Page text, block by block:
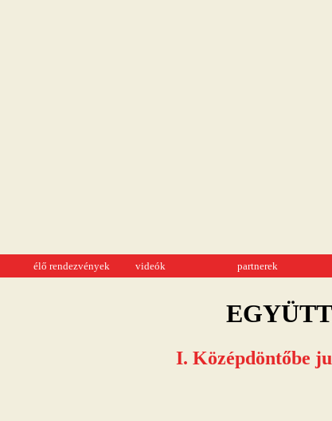
élő rendezvények videók partnerek
I. Középdöntőbe